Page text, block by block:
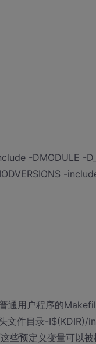
-DMODULE -
-
通用户程序的
文件目录-
些预定义变量可以